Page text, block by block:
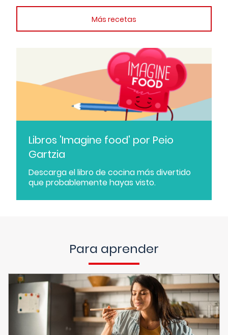
Más recetas
Libros 'Imagine food' por Peio
Gartzia
Descarga el libro de cocina más divertido
que probablemente hayas visto.
Para aprender